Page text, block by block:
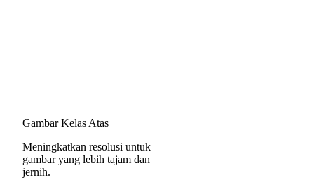
Gambar Kelas Atas
Meningkatkan resolusi untuk
gambar yang lebih tajam dan
jernih.